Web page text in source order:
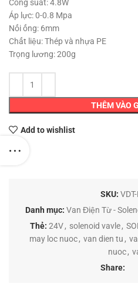
Công suất: 4.8W
Áp lực: 0-0.8 Mpa
Nối ống: 6mm
Chất liệu: Thép và nhựa PE
Trọng lương: 200g
THÊM VÀO
Add to wishlist
SKU:
Danh mục: Van Điện Từ -
Thẻ: 24V , solenoid vavle ,
may loc nuoc, van dien tu ,
nuoc,
Share: